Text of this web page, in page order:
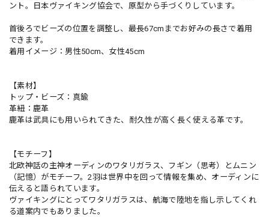
ント。日本ヴァイキング協会で、原型から手づくりしています。
首後ろでビーズの位置を調整し、最長67cmまでお好みの長さで着用
できます。
着用イメージ：男性50cm、女性45cm
【素材】
トップ・ビーズ：真鍮
革紐：鹿革
鹿革は武具にも用いられてきた、耐久性が高く長く使える革です。
【モチーフ】
北欧神話の主神オーディンのワタリガラス、フギン（思考）とムニン
（記憶）がモチーフ。2羽は世界中を回って情報を集め、オーディンに
伝えると語られています。
ヴァイキングにとってワタリガラスは、航海で陸地を指し示してくれ
る道案内でもありました。